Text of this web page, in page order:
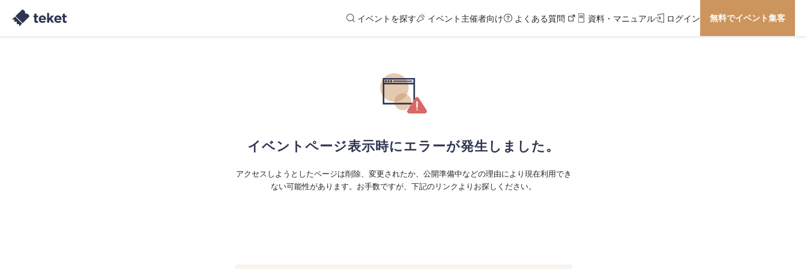
イベントを探す イベント主催者向け よくある質問 資料・マニュアル ログイン 無料でイベント集客
イベントページ表示時にエラーが発生しました。
アクセスしようとしたページは削除、変更されたか、公開準備中などの理由により現在利用でき
ない可能性があります。お手数ですが、下記のリンクよりお探しください。